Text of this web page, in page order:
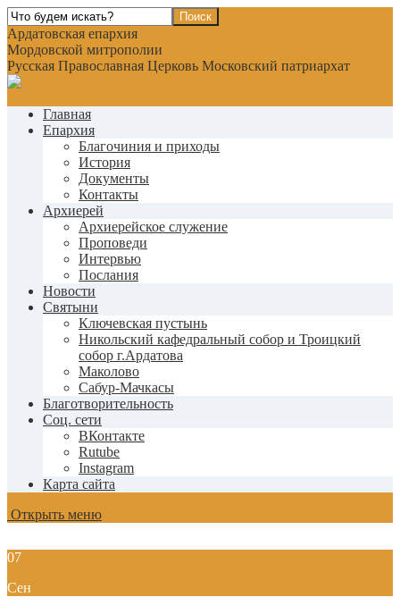
Ардатовская епархия
Мордовской митрополии
Русская Православная Церковь Московский патриархат
Главная
Епархия
Благочиния и приходы
История
Документы
Контакты
Архиерей
Архиерейское служение
Проповеди
Интервью
Послания
Новости
Святыни
Ключевская пустынь
Никольский кафедральный собор и Троицкий
собор г.Ардатова
Маколово
Сабур-Мачкасы
Благотворительность
Соц. сети
ВКонтакте
Rutube
Instagram
Карта сайта
Открыть меню
07
Сен